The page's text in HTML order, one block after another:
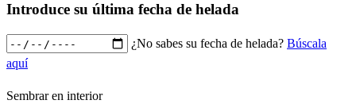
Introduce su última fecha de helada
¿No sabes su fecha de helada? Búscala
aquí
Sembrar en interior